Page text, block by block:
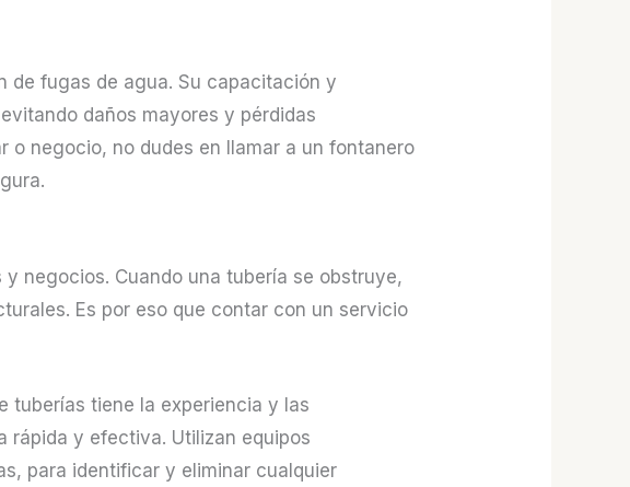
de fugas de agua. Su capacitación y
daños mayores y pérdidas
o negocio, no dudes en llamar a un fontanero
negocios. Cuando una tubería se obstruye,
Es por eso que contar con un servicio
tuberías tiene la experiencia y las
rápida y efectiva. Utilizan equipos
para identificar y eliminar cualquier